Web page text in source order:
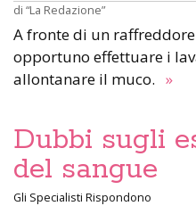
di “La Redazione”
A fronte di un
opportuno effettuare i
allontanare il muco. »
Dubbi sugli
del sangue
Gli Specialisti Rispondono